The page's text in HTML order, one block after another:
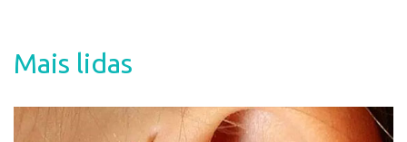
á
i
Mais lidas